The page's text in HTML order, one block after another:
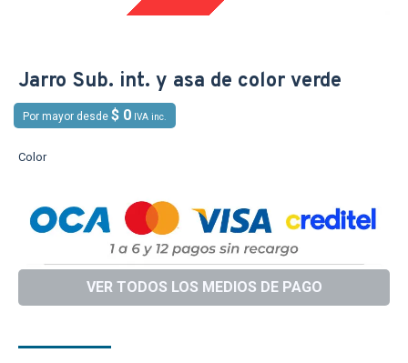
Jarro Sub. int. y asa de color verde
Por mayor desde $ 0 IVA inc.
Color
VER TODOS LOS MEDIOS DE PAGO